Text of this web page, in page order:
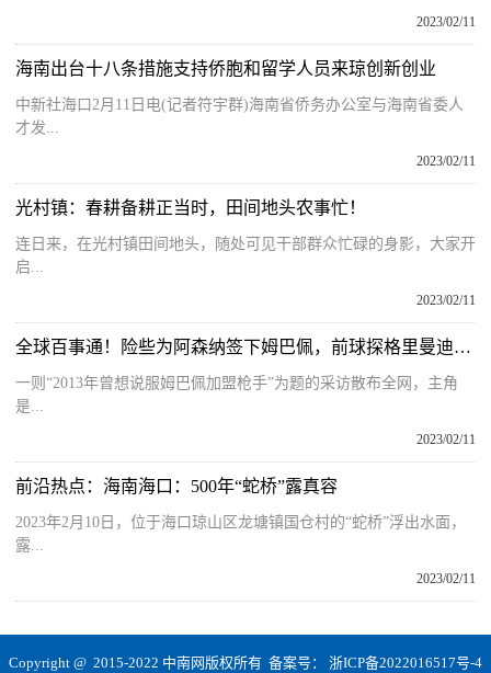
2023/02/11
海南出台十八条措施支持侨胞和留学人员来琼创新创业
中新社海口2月11日电(记者符宇群)海南省侨务办公室与海南省委人
才发...
2023/02/11
光村镇：春耕备耕正当时，田间地头农事忙！
连日来，在光村镇田间地头，随处可见干部群众忙碌的身影，大家开
启...
2023/02/11
全球百事通！险些为阿森纳签下姆巴佩，前球探格里曼迪是枪手的福尔摩斯？
一则“2013年曾想说服姆巴佩加盟枪手”为题的采访散布全网，主角
是...
2023/02/11
前沿热点：海南海口：500年“蛇桥”露真容
2023年2月10日，位于海口琼山区龙塘镇国仓村的“蛇桥”浮出水面，
露...
2023/02/11
Copyright @ 2015-2022 中南网版权所有 备案号： 浙ICP备2022016517号-4